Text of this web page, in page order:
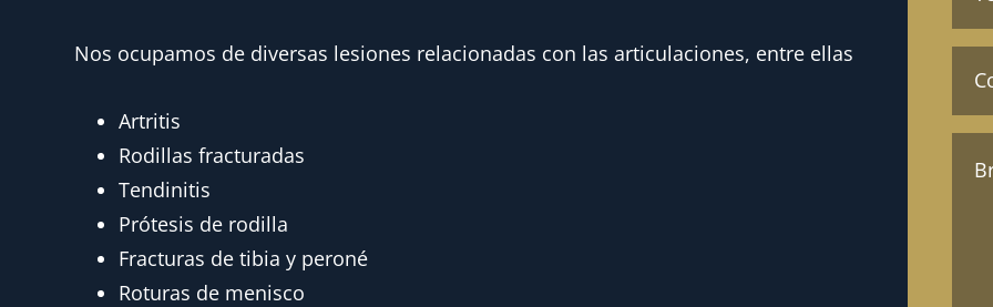
Nos ocupamos de diversas lesiones relacionadas con las articulaciones, entre ellas
Artritis
Rodillas fracturadas
Tendinitis
Prótesis de rodilla
Fracturas de tibia y peroné
Roturas de menisco